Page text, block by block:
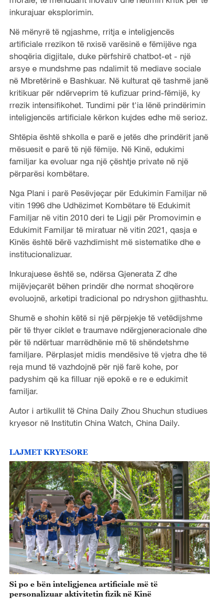
inkurajuar eksplorimin.
Në mënyrë të ngjashme, rritja e inteligjencës
artificiale rrezikon të nxisë varësinë e fëmijëve nga
shoqëria digjitale, duke përfshirë chatbot-et - një
arsye e mundshme pas ndalimit të mediave sociale
në Mbretërinë e Bashkuar. Në kulturat që tashmë janë
kritikuar për ndërveprim të kufizuar prind-fëmijë, ky
rrezik intensifikohet. Tundimi për t'ia lënë prindërimin
inteligjencës artificiale kërkon kujdes edhe më serioz.
Shtëpia është shkolla e parë e jetës dhe prindërit janë
mësuesit e parë të një fëmije. Në Kinë, edukimi
familjar ka evoluar nga një çështje private në një
përparësi kombëtare.
Nga Plani i parë Pesëvjeçar për Edukimin Familjar në
vitin 1996 dhe Udhëzimet Kombëtare të Edukimit
Familjar në vitin 2010 deri te Ligji për Promovimin e
Edukimit Familjar të miratuar në vitin 2021, qasja e
Kinës është bërë vazhdimisht më sistematike dhe e
institucionalizuar.
Inkurajuese është se, ndërsa Gjenerata Z dhe
mijëvjeçarët bëhen prindër dhe normat shoqërore
evoluojnë, arketipi tradicional po ndryshon gjithashtu.
Shumë e shohin këtë si një përpjekje të vetëdijshme
për të thyer ciklet e traumave ndërgjeneracionale dhe
për të ndërtuar marrëdhënie më të shëndetshme
familjare. Përplasjet midis mendësive të vjetra dhe të
reja mund të vazhdojnë për një farë kohe, por
padyshim që ka filluar një epokë e re e edukimit
familjar.
Autor i artikullit të China Daily Zhou Shuchun studiues
kryesor në Institutin China Watch, China Daily.
LAJMET KRYESORE
Si po e bën inteligjenca artificiale më të
personalizuar aktivitetin fizik në Kinë